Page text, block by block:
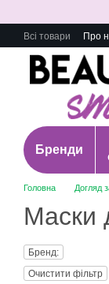
Всі товари Про
Бренди
Головна Догляд
Маски
Бренд:
Очистити фільтр